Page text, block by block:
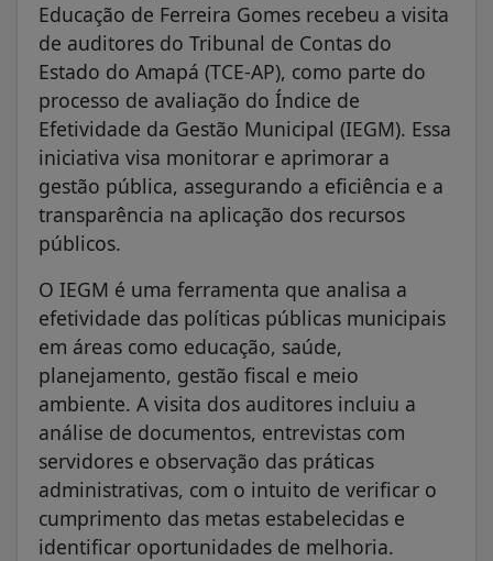
Educação de Ferreira Gomes recebeu a visita
de auditores do Tribunal de Contas do
Estado do Amapá (TCE-AP), como parte do
processo de avaliação do Índice de
Efetividade da Gestão Municipal (IEGM). Essa
iniciativa visa monitorar e aprimorar a
gestão pública, assegurando a eficiência e a
transparência na aplicação dos recursos
públicos.
O IEGM é uma ferramenta que analisa a
efetividade das políticas públicas municipais
em áreas como educação, saúde,
planejamento, gestão fiscal e meio
ambiente. A visita dos auditores incluiu a
análise de documentos, entrevistas com
servidores e observação das práticas
administrativas, com o intuito de verificar o
cumprimento das metas estabelecidas e
identificar oportunidades de melhoria.